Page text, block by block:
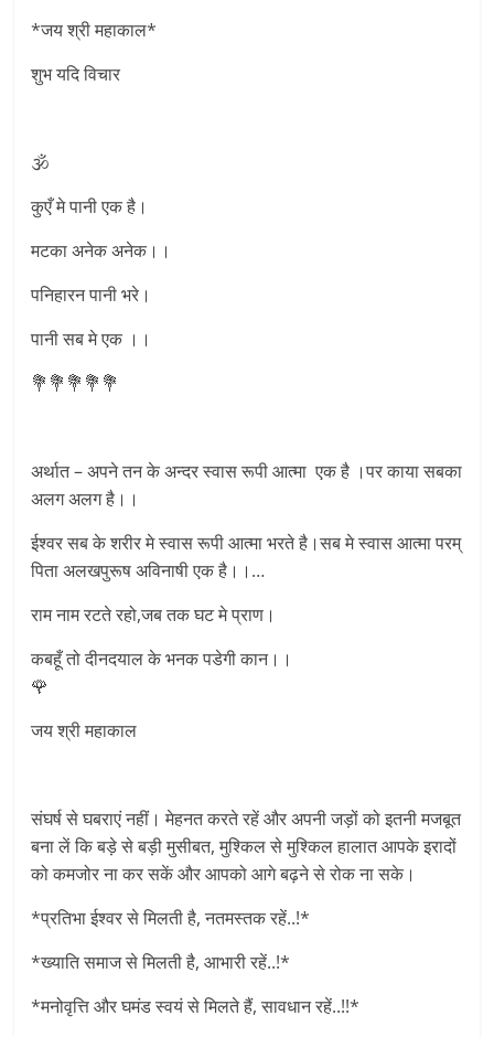
*जय श्री महाकाल*
शुभ यदि विचार
🕉
कुएँ मे पानी एक है।
मटका अनेक अनेक।।
पनिहारन पानी भरे।
पानी सब मे एक ।।
💐💐💐💐💐
अर्थात – अपने तन के अन्दर स्वास रूपी आत्मा एक है ।पर काया सबका
अलग अलग है।।
ईश्वर सब के शरीर मे स्वास रूपी आत्मा भरते है।सब मे स्वास आत्मा परम्
पिता अलखपुरूष अविनाषी एक है।।…
राम नाम रटते रहो,जब तक घट मे प्राण।
कबहूँ तो दीनदयाल के भनक पडेगी कान।।
🌹
जय श्री महाकाल
संघर्ष से घबराएं नहीं। मेहनत करते रहें और अपनी जड़ों को इतनी मजबूत
बना लें कि बड़े से बड़ी मुसीबत, मुश्किल से मुश्किल हालात आपके इरादों
को कमजोर ना कर सकें और आपको आगे बढ़ने से रोक ना सके।
*प्रतिभा ईश्वर से मिलती है, नतमस्तक रहें..!*
*ख्याति समाज से मिलती है, आभारी रहें..!*
*मनोवृत्ति और घमंड स्वयं से मिलते हैं, सावधान रहें..!!*